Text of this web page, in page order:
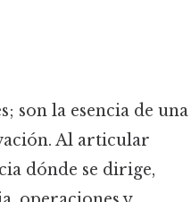
son la esencia de una
Al articular
dónde se dirige,